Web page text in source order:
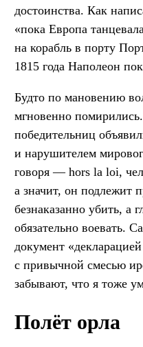
достоинства. Как
«пока Европа
на корабль в порту
1815 года Наполеон
Будто по мановению
мгновенно
победительниц
и нарушителем
говоря — hors la loi,
а значит, он подлежит
безнаказанно убить, а
обязательно воевать.
документ
с привычной смесью
забывают, что я тоже
Полёт орла